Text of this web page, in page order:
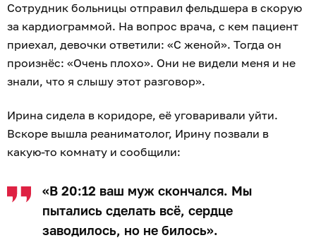
Сотрудник больницы отправил фельдшера в скорую
за кардиограммой. На вопрос врача, с кем пациент
приехал, девочки ответили: «С женой». Тогда он
произнёс: «Очень плохо». Они не видели меня и не
знали, что я слышу этот разговор».
Ирина сидела в коридоре, её уговаривали уйти.
Вскоре вышла реаниматолог, Ирину позвали в
какую-то комнату и сообщили:
«В 20:12 ваш муж скончался. Мы
пытались сделать всё, сердце
заводилось, но не билось».